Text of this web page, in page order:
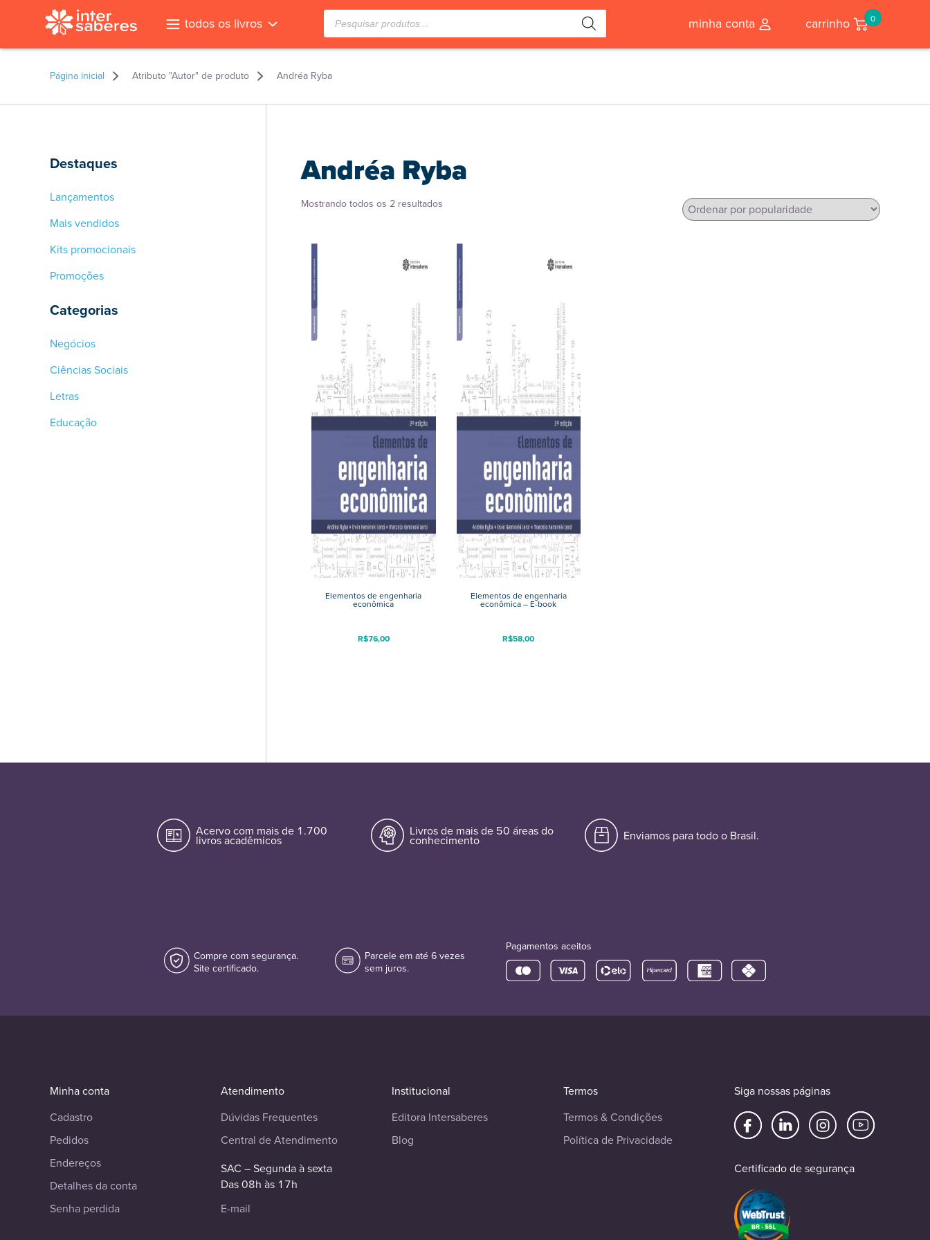
todos os livros Pesquisar
produtos minha conta carrinho 0
Página inicial Atributo "Autor" de produto Andréa Ryba
Destaques
Lançamentos
Mais vendidos
Kits promocionais
Promoções
Categorias
Negócios
Ciências Sociais
Letras
Educação
Andréa Ryba
Mostrando todos os 2 resultados
Elementos de engenharia
econômica
R$76,00
Elementos de engenharia
econômica – E-book
R$58,00
Acervo com mais de 1.700
livros acadêmicos
Livros de mais de 50 áreas do
conhecimento Enviamos para todo o Brasil.
Compre com segurança.
Site certificado.
Parcele em até 6 vezes
sem juros.
Pagamentos aceitos
Minha conta
Cadastro
Pedidos
Endereços
Detalhes da conta
Senha perdida
Atendimento
Dúvidas Frequentes
Central de Atendimento
SAC – Segunda à sexta
Das 08h às 17h
E-mail
Institucional
Editora Intersaberes
Blog
Termos
Termos & Condições
Política de Privacidade
Siga nossas páginas
Certificado de segurança